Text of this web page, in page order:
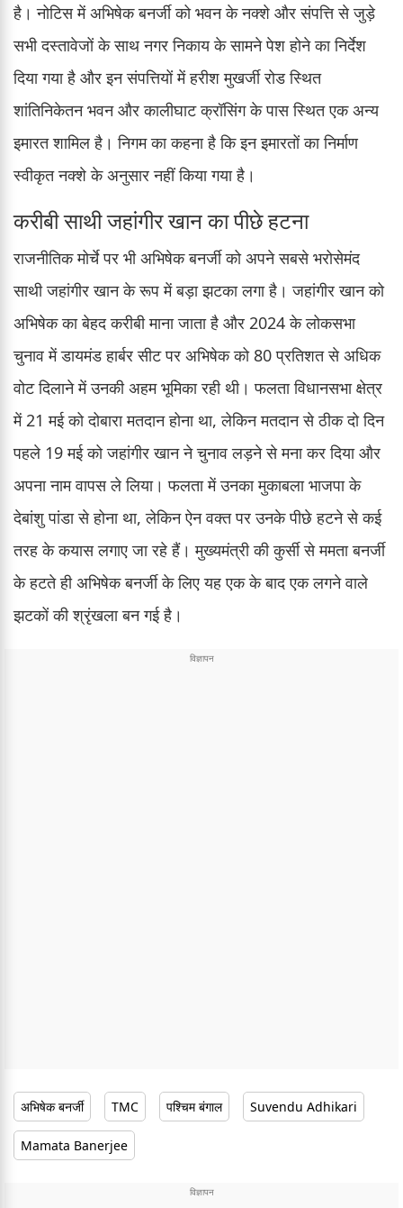
है। नोटिस में अभिषेक बनर्जी को भवन के नक्शे और संपत्ति से जुड़े
सभी दस्तावेजों के साथ नगर निकाय के सामने पेश होने का निर्देश
दिया गया है और इन संपत्तियों में हरीश मुखर्जी रोड स्थित
शांतिनिकेतन भवन और कालीघाट क्रॉसिंग के पास स्थित एक अन्य
इमारत शामिल है। निगम का कहना है कि इन इमारतों का निर्माण
स्वीकृत नक्शे के अनुसार नहीं किया गया है।
करीबी साथी जहांगीर खान का पीछे हटना
राजनीतिक मोर्चे पर भी अभिषेक बनर्जी को अपने सबसे भरोसेमंद
साथी जहांगीर खान के रूप में बड़ा झटका लगा है। जहांगीर खान को
अभिषेक का बेहद करीबी माना जाता है और 2024 के लोकसभा
चुनाव में डायमंड हार्बर सीट पर अभिषेक को 80 प्रतिशत से अधिक
वोट दिलाने में उनकी अहम भूमिका रही थी। फलता विधानसभा क्षेत्र
में 21 मई को दोबारा मतदान होना था, लेकिन मतदान से ठीक दो दिन
पहले 19 मई को जहांगीर खान ने चुनाव लड़ने से मना कर दिया और
अपना नाम वापस ले लिया। फलता में उनका मुकाबला भाजपा के
देबांशु पांडा से होना था, लेकिन ऐन वक्त पर उनके पीछे हटने से कई
तरह के कयास लगाए जा रहे हैं। मुख्यमंत्री की कुर्सी से ममता बनर्जी
के हटते ही अभिषेक बनर्जी के लिए यह एक के बाद एक लगने वाले
झटकों की श्रृंखला बन गई है।
अभिषेक बनर्जी TMC पश्चिम बंगाल Suvendu Adhikari
Mamata Banerjee